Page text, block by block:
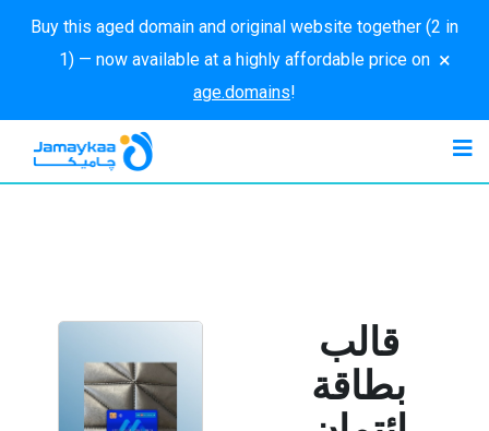
Buy this aged domain and original website together (2 in
1) — now available at a highly affordable price on
age.domains!
×
قالب
بطاقة